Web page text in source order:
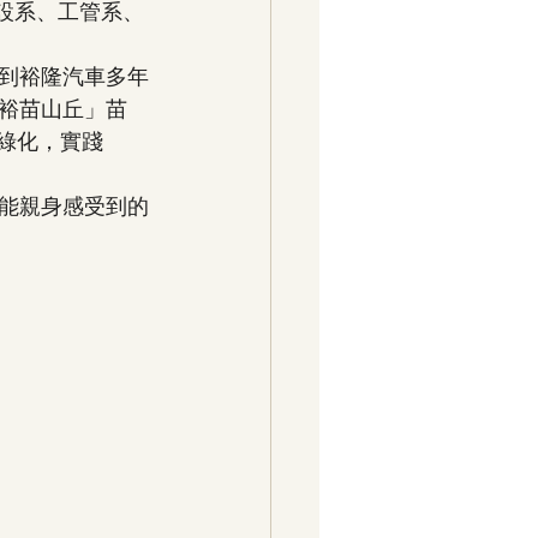
、工管系、
裕隆汽車多年
苗山丘」苗
化，實踐
親身感受到的